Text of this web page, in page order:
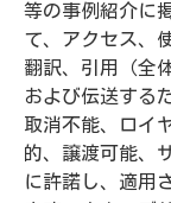
等の事例紹介に
て、アクセス、
翻訳、引用（全
および伝送する
取消不能、ロイ
的、譲渡可能、
に許諾し、適用